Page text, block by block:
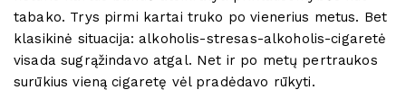
tabako. Trys pirmi kartai truko po vienerius metus. Bet
klasikinė situacija: alkoholis-stresas-alkoholis-cigaretė
visada sugrąžindavo atgal. Net ir po metų pertraukos
surūkius vieną cigaretę vėl pradėdavo rūkyti.